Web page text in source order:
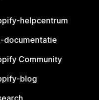
helpcentrum
documentatie
Community
blog